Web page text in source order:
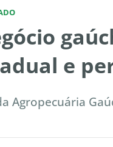
e
Agropecuária